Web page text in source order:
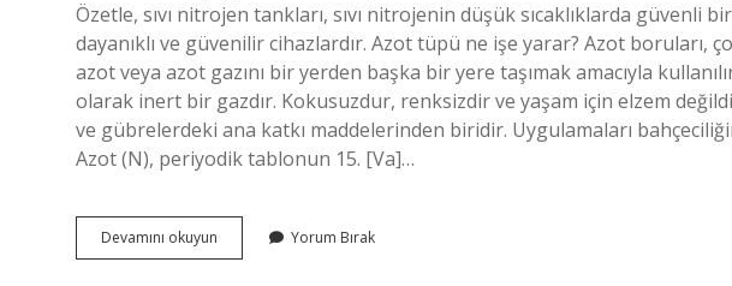
Özetle, sıvı nitrojen tankları, sıvı nitrojenin düşük sıcaklıklarda güvenli
dayanıklı ve güvenilir cihazlardır. Azot tüpü ne işe yarar? Azot boruları,
azot veya azot gazını bir yerden başka bir yere taşımak amacıyla
olarak inert bir gazdır. Kokusuzdur, renksizdir ve yaşam için elzem
ve gübrelerdeki ana katkı maddelerinden biridir. Uygulamaları
Azot (N), periyodik tablonun 15. [Va]…
Devamını okuyun
Tankı
Yorum Bırak